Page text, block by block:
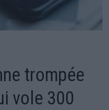
trompée
vole 300